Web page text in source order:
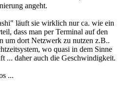
angeht.
läuft sie wirklich nur ca. wie ein
dass man per Terminal auf den
um dort Netzwerk zu nutzen z.B..
wo quasi in dem Sinne
... daher auch die Geschwindigkeit.
...